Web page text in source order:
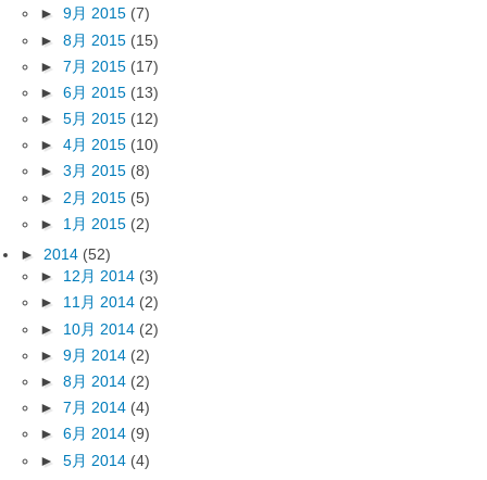
► 9月 2015 (7)
► 8月 2015 (15)
► 7月 2015 (17)
► 6月 2015 (13)
► 5月 2015 (12)
► 4月 2015 (10)
► 3月 2015 (8)
► 2月 2015 (5)
► 1月 2015 (2)
► 2014 (52)
► 12月 2014 (3)
► 11月 2014 (2)
► 10月 2014 (2)
► 9月 2014 (2)
► 8月 2014 (2)
► 7月 2014 (4)
► 6月 2014 (9)
► 5月 2014 (4)